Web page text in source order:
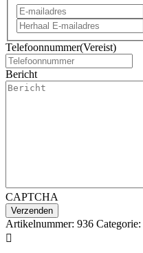
Telefoonnummer(Vereist)
Bericht
CAPTCHA
Artikelnummer: 936 Categorie:
